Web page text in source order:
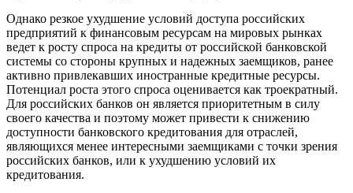
Однако резкое ухудшение условий доступа российских
предприятий к финансовым ресурсам на мировых рынках
ведет к росту спроса на кредиты от российской банковской
системы со стороны крупных и надежных заемщиков, ранее
активно привлекавших иностранные кредитные ресурсы.
Потенциал роста этого спроса оценивается как троекратный.
Для российских банков он является приоритетным в силу
своего качества и поэтому может привести к снижению
доступности банковского кредитования для отраслей,
являющихся менее интересными заемщиками с точки зрения
российских банков, или к ухудшению условий их
кредитования.